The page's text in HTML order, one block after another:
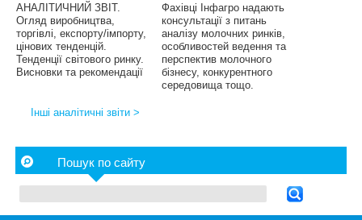
АНАЛІТИЧНИЙ ЗВІТ.
Огляд виробництва,
торгівлі, експорту/імпорту,
цінових тенденцій.
Тенденції світового ринку.
Висновки та рекомендації
Фахівці Інфагро надають
консультації з питань
аналізу молочних ринків,
особливостей ведення та
перспектив молочного
бізнесу, конкурентного
середовища тощо.
Інші аналітичні звіти >
Пошук по сайту